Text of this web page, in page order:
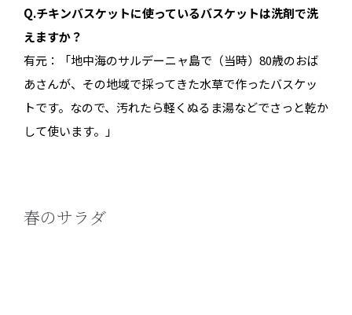
Q.チキンバスケットに使っているバスケットは洗剤で洗
えますか？
有元：「地中海のサルデーニャ島で（当時）80歳のおば
あさんが、その地域で採ってきた水草で作ったバスケッ
トです。なので、汚れたら軽くぬるま湯などでさっと乾か
して使います。」
春のサラダ